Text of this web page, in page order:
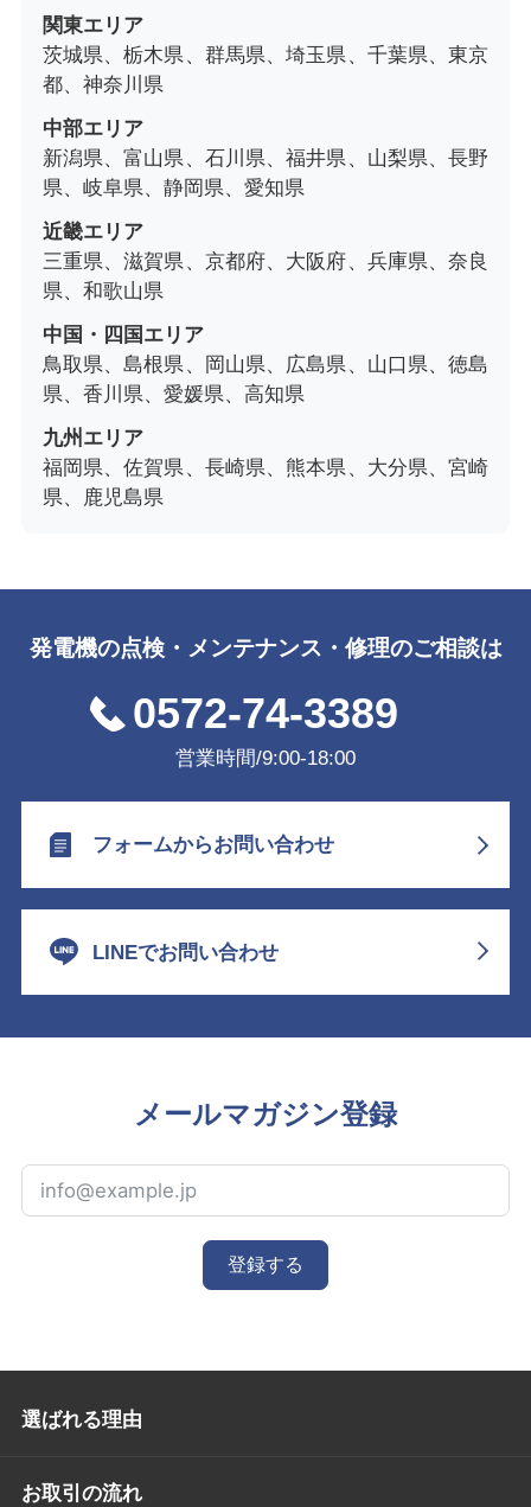
関東エリア
茨城県、栃木県、群馬県、埼玉県、千葉県、東京
都、神奈川県
中部エリア
新潟県、富山県、石川県、福井県、山梨県、長野
県、岐阜県、静岡県、愛知県
近畿エリア
三重県、滋賀県、京都府、大阪府、兵庫県、奈良
県、和歌山県
中国・四国エリア
鳥取県、島根県、岡山県、広島県、山口県、徳島
県、香川県、愛媛県、高知県
九州エリア
福岡県、佐賀県、長崎県、熊本県、大分県、宮崎
県、鹿児島県
発電機の点検・メンテナンス・修理のご相談は
0572-74-3389
営業時間/9:00-18:00
フォームからお問い合わせ
LINEでお問い合わせ
メールマガジン登録
登録する
選ばれる理由
お取引の流れ